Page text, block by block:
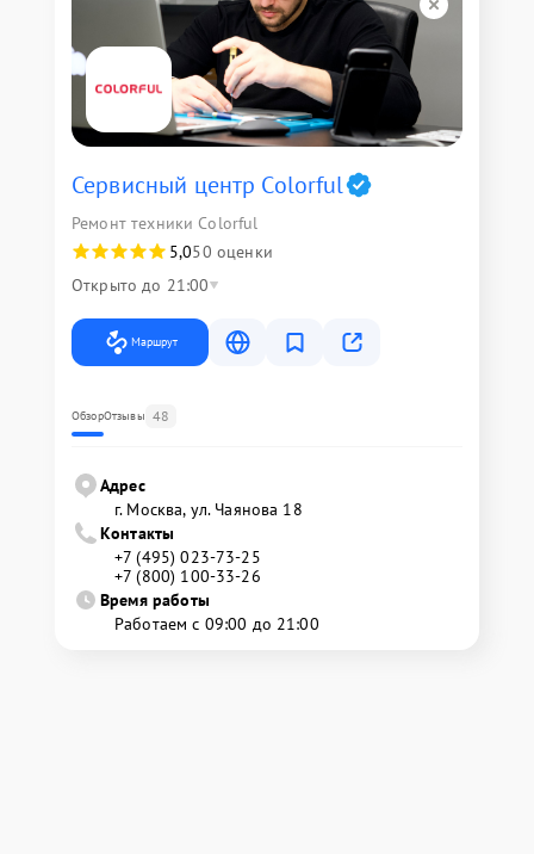
Сервисный центр Colorful
Ремонт техники Colorful
5,050 оценки
Открыто до 21:00
Маршрут
ОбзорОтзывы 48
Адрес
г. Москва, ул. Чаянова 18
Контакты
+7 (495) 023-73-25
+7 (800) 100-33-26
Время работы
Работаем с 09:00 до 21:00